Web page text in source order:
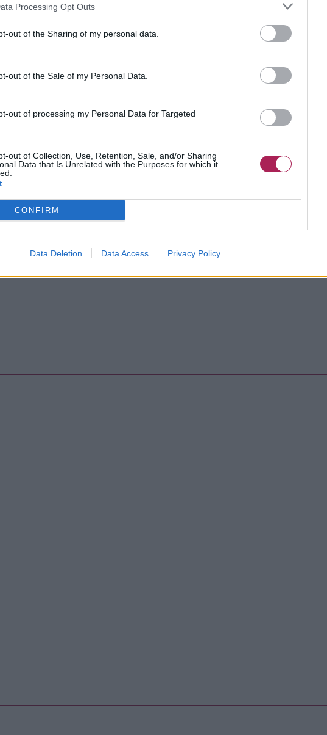
Processing Opt Outs
out of the Sharing of my personal data.
out of the Sale of my Personal Data.
out of processing my Personal Data for Targeted
out of Collection, Use, Retention, Sale, and/or Sharing
Data that Is Unrelated with the Purposes for which it
CONFIRM
Data Deletion Data Access Privacy Policy